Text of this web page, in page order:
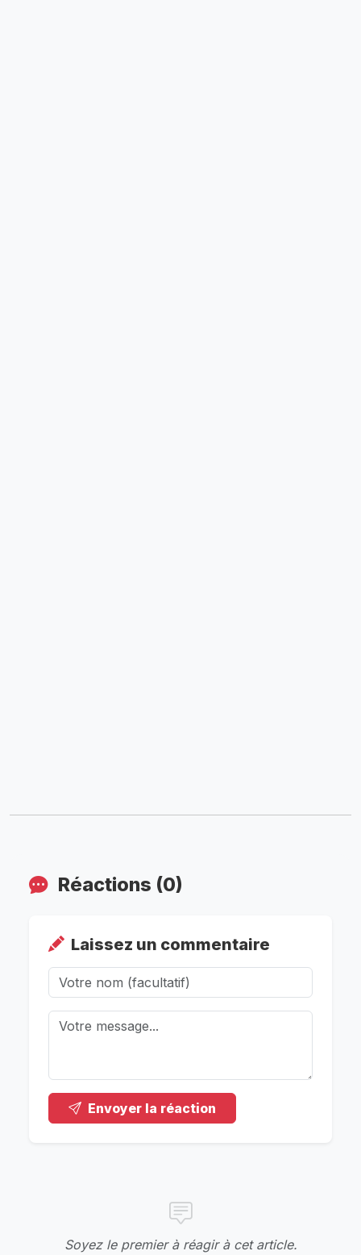
Réactions (0)
Laissez un commentaire
Envoyer la réaction
Soyez le premier à réagir à cet article.